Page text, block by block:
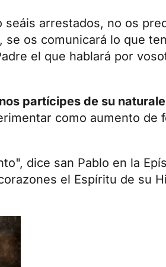
arrestados, no os
os comunicará lo que
el que hablará por
partícipes de su
como aumento de
dice san Pablo en la
el Espíritu de su